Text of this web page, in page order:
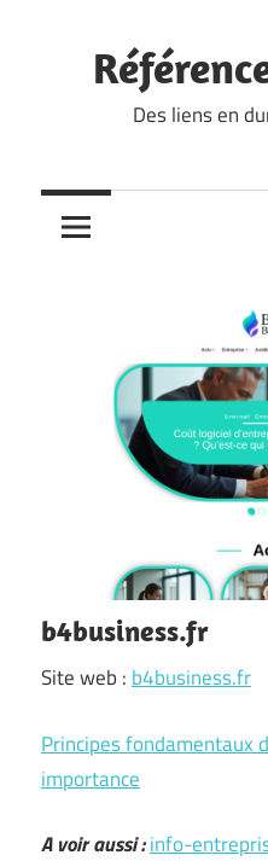
content
Des liens en
b4business.fr
Site web : b4business.fr
Principes fondamentaux
importance
A voir aussi :info-